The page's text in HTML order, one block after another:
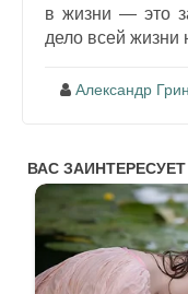
в жизни — это
дело всей жизни
Александр Грин